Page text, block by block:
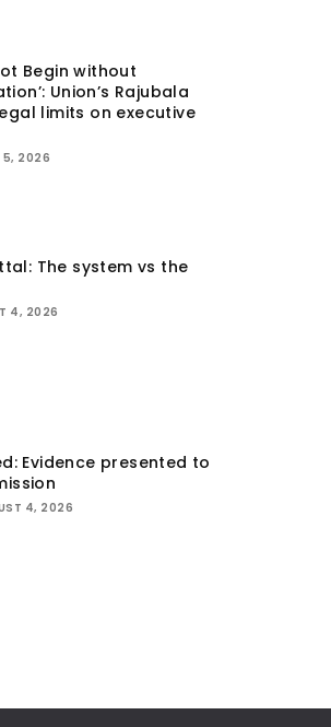
Begin without
Union’s Rajubala
limits on executive
5, 2026
The system vs the
4, 2026
Evidence presented to
4, 2026